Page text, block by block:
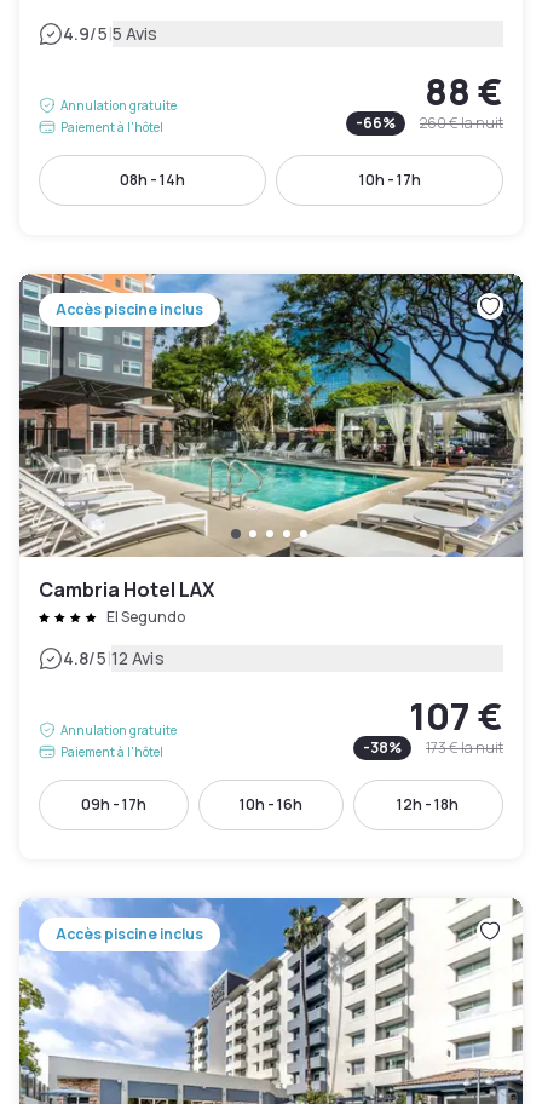
4.9/5|5 Avis
Annulation gratuite
Paiement à l'hôtel
88 €
-66% 260 €la nuit
08h - 14h 10h - 17h
Accès piscine inclus
Cambria Hotel LAX
El Segundo
4.8/5|12 Avis
Annulation gratuite
Paiement à l'hôtel
107 €
-38% 173 €la nuit
09h - 17h 10h - 16h 12h - 18h
Accès piscine inclus